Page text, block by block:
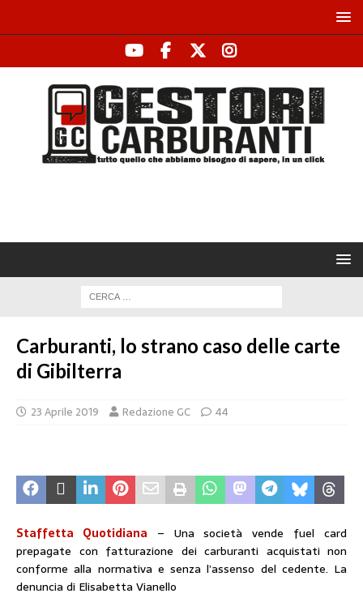
Carburanti, lo strano caso delle carte
di Gibilterra
23 Aprile 2019 Redazione GC 44
Staffetta Quotidiana – Una società vende fuel card
prepagate con fatturazione dei carburanti acquistati non
conforme alla normativa e senza l’assenso del cedente. La
denuncia di Elisabetta Vianello